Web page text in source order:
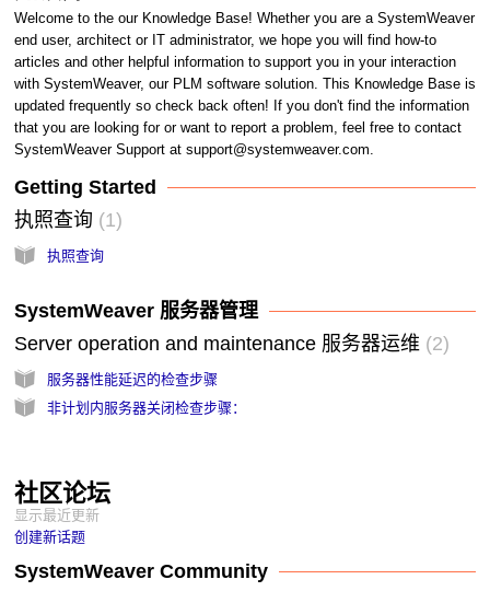
Welcome to the our Knowledge Base! Whether you are a SystemWeaver
end user, architect or IT administrator, we hope you will find how-to
articles and other helpful information to support you in your interaction
with SystemWeaver, our PLM software solution. This Knowledge Base is
updated frequently so check back often! If you don't find the information
that you are looking for or want to report a problem, feel free to contact
SystemWeaver Support at support@systemweaver.com.
Getting Started
执照查询
1
执照查询
SystemWeaver 服务器管理
Server operation and maintenance 服务器运维
2
服务器性能延迟的检查步骤
非计划内服务器关闭检查步骤：
社区论坛
显示最近更新
创建新话题
SystemWeaver Community